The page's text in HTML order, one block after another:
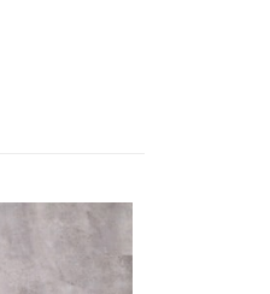
過，訂單將自動取
期系統評分，恕
算日後寄送繳費提